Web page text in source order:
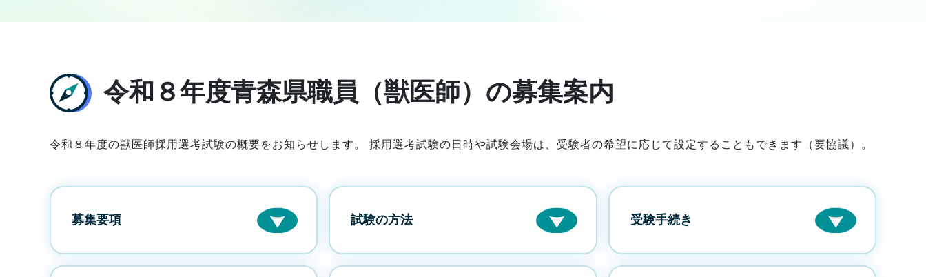
令和８年度青森県職員（獣医師）の募集案内
令和８年度の獣医師採用選考試験の概要をお知らせします。 採用選考試験の日時や試験会場は、受験者の希望に応じて設定することもできます（要協議）。
募集要項 試験の方法 受験手続き